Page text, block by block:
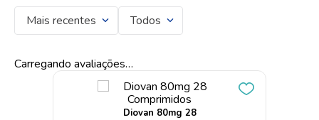
Mais recentes Todos
Carregando avaliações…
Diovan 80mg 28